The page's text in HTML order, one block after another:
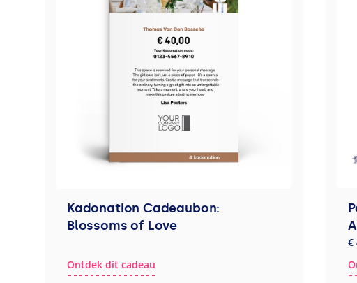
Kadonation Cadeaubon:
Blossoms of Love
Ontdek dit cadeau
€